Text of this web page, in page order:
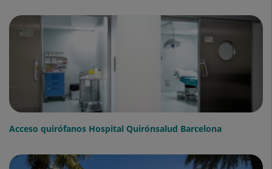
Acceso quirófanos Hospital Quirónsalud Barcelona